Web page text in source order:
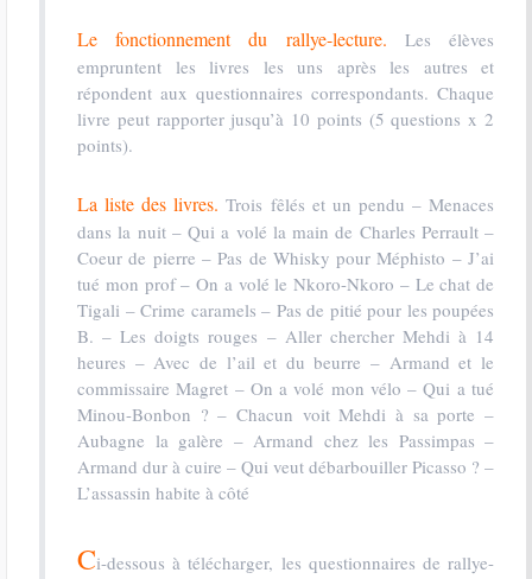
Le fonctionnement du rallye-lecture. Les élèves
empruntent les livres les uns après les autres et
répondent aux questionnaires correspondants. Chaque
livre peut rapporter jusqu’à 10 points (5 questions x 2
points).
La liste des livres. Trois fêlés et un pendu – Menaces
dans la nuit – Qui a volé la main de Charles Perrault –
Coeur de pierre – Pas de Whisky pour Méphisto – J’ai
tué mon prof – On a volé le Nkoro-Nkoro – Le chat de
Tigali – Crime caramels – Pas de pitié pour les poupées
B. – Les doigts rouges – Aller chercher Mehdi à 14
heures – Avec de l’ail et du beurre – Armand et le
commissaire Magret – On a volé mon vélo – Qui a tué
Minou-Bonbon ? – Chacun voit Mehdi à sa porte –
Aubagne la galère – Armand chez les Passimpas –
Armand dur à cuire – Qui veut débarbouiller Picasso ? –
L’assassin habite à côté
Ci-dessous à télécharger, les questionnaires de rallye-